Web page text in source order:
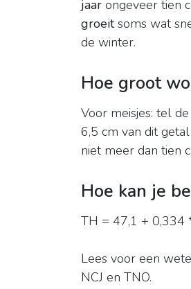
jaar ongeveer tien
groeitsoms wat
de winter.
Hoe groot
Voor meisjes: tel
6,5 cm van dit
niet meer dan tien
Hoe kan je
TH = 47,1 + 0,334
Lees voor een
NCJ en TNO.